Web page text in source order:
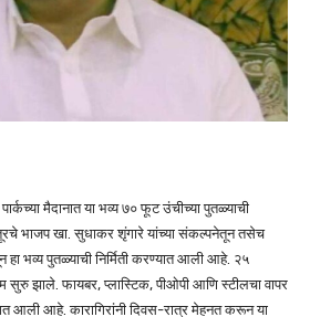
मैदानात या भव्य ७० फूट उंचीच्या पुतळ्याची
भाजप खा. सुधाकर शृंगारे यांच्या संकल्पनेतून तसेच
हा भव्य पुतळ्याची निर्मिती करण्यात आली आहे. २५
सुरु झाले. फायबर, प्लास्टिक, पीओपी आणि स्टीलचा वापर
आली आहे. कारागिरांनी दिवस-रात्र मेहनत करून या